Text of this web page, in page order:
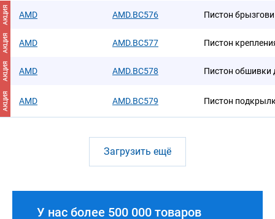
АКЦИЯ AMD AMD.BC576 Пистон
АКЦИЯ AMD AMD.BC577 Пистон
АКЦИЯ AMD AMD.BC578 Пистон обшивки
АКЦИЯ AMD AMD.BC579 Пистон
Загрузить ещё
У нас более 500 000 товаров